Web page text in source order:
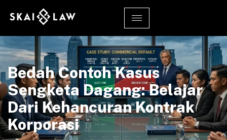
Bedah Contoh Kasus
Sengketa Dagang: Belajar
Dari Kehancuran Kontrak
Korporasi